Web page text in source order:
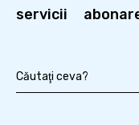
servicii